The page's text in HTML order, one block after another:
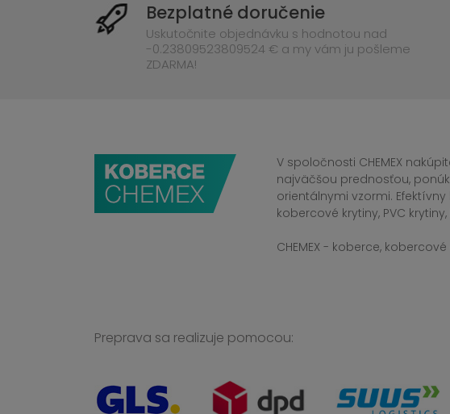
Bezplatné doručenie
Uskutočnite objednávku s hodnotou nad
-0.23809523809524 € a my vám ju pošleme
ZDARMA!
V spoločnosti CHEMEX
najväčšou prednosťou,
orientálnymi vzormi.
kobercové krytiny, PVC
CHEMEX - koberce,
Preprava sa realizuje pomocou: